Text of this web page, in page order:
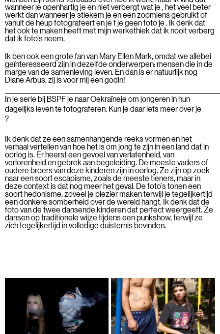
wanneer je openhartig je en niet verbergt wat je , het veel beter
werkt dan wanneer je stiekem je en een zoomlens gebruikt of
vanuit de heup fotografeert en je f je geen foto je . Ik denk dat
het ook te maken heeft met mijn werkethiek dat ik nooit verberg
dat ik foto's neem.
Ik ben ook een grote fan van Mary Ellen Mark, omdat we allebei
geïnteresseerd zijn in dezelfde onderwerpen: mensen die in de
marge van de samenleving leven. En dan is er natuurlijk nog
Diane Arbus, zij is voor mij een godin!
In je serie bij BSPF je naar Oekraïneje om jongeren in hun
dagelijks leven te fotograferen. Kun je daar iets meer over je
?
Ik denk dat ze een samenhangende reeks vormen en het
verhaal vertellen van hoe het is om jong te zijn in een land dat in
oorlog is. Er heerst een gevoel van verlatenheid, van
verlorenheid en gebrek aan begeleiding. De meeste vaders of
oudere broers van deze kinderen zijn in oorlog. Ze zijn op zoek
naar een soort escapisme, zoals de meeste tieners, maar in
deze context is dat nog meer het geval. De foto's tonen een
soort hedonisme, zoveel je plezier maken terwijl je tegelijkertijd
een donkere somberheid over de wereld hangt. Ik denk dat de
foto van de twee dansende kinderen dat perfect weergeeft. Ze
dansen op traditionele wijze tijdens een punkshow, terwijl ze
zich tegelijkertijd in volledige duisternis bevinden.